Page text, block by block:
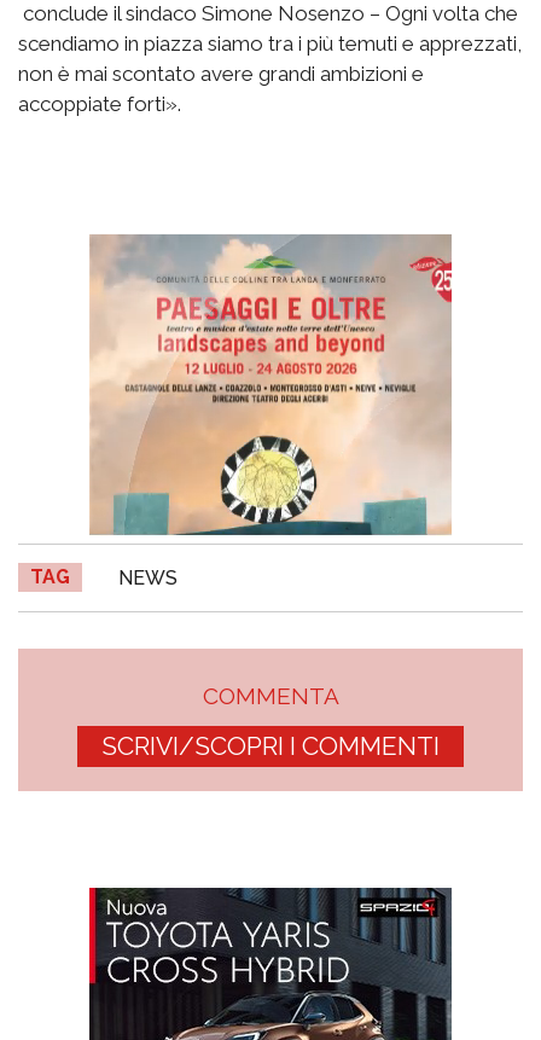
conclude il sindaco Simone Nosenzo – Ogni volta che
scendiamo in piazza siamo tra i più temuti e apprezzati,
non è mai scontato avere grandi ambizioni e
accoppiate forti».
TAG NEWS
COMMENTA
SCRIVI/SCOPRI I COMMENTI